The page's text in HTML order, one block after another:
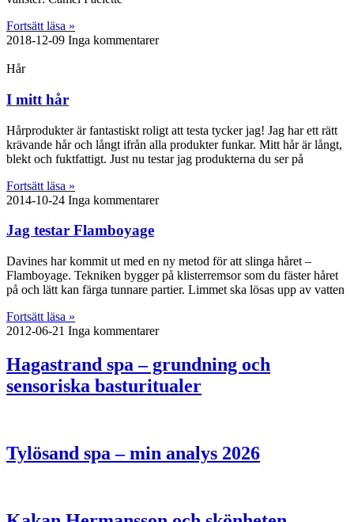
Fortsätt läsa »
2018-12-09 Inga kommentarer
Hår
I mitt hår
Hårprodukter är fantastiskt roligt att testa tycker jag! Jag har ett rätt
krävande hår och långt ifrån alla produkter funkar. Mitt hår är långt,
blekt och fuktfattigt. Just nu testar jag produkterna du ser på
Fortsätt läsa »
2014-10-24 Inga kommentarer
Jag testar Flamboyage
Davines har kommit ut med en ny metod för att slinga håret –
Flamboyage. Tekniken bygger på klisterremsor som du fäster håret
på och lätt kan färga tunnare partier. Limmet ska lösas upp av vatten
Fortsätt läsa »
2012-06-21 Inga kommentarer
Hagastrand spa – grundning och
sensoriska basturitualer
Tylösand spa – min analys 2026